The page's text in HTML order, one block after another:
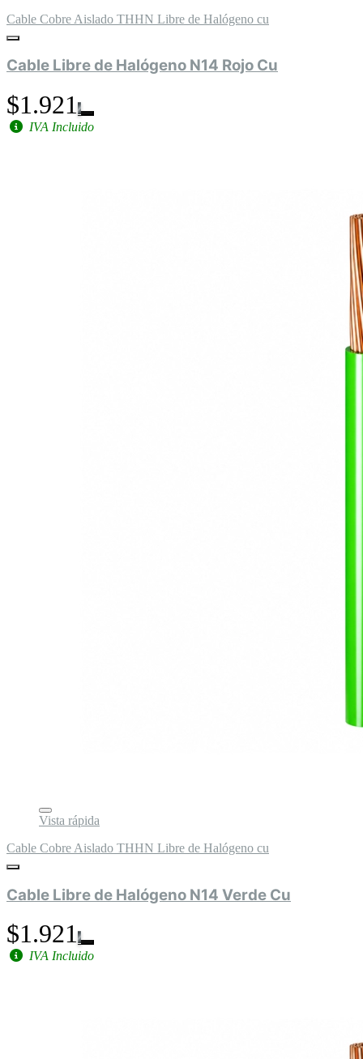
Cable Cobre Aislado THHN Libre de Halógeno cu
Cable Libre de Halógeno N14 Rojo Cu
$1.921
IVA Incluido
Vista rápida
Cable Cobre Aislado THHN Libre de Halógeno cu
Cable Libre de Halógeno N14 Verde Cu
$1.921
IVA Incluido